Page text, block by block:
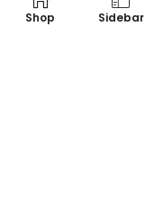
Shop Sidebar